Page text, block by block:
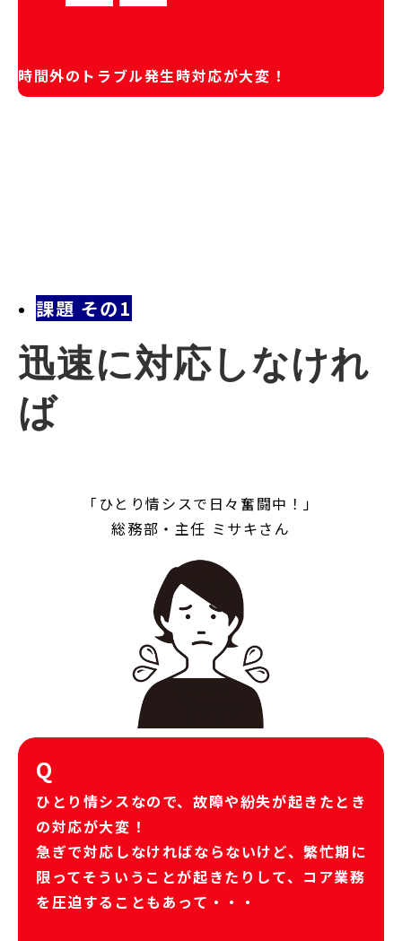
時間外のトラブル発生時対応が大変！
課題 その1
迅速に対応しなけれ
ば
「ひとり情シスで日々奮闘中！」
総務部・主任 ミサキさん
Q
ひとり情シスなので、故障や紛失が起きたとき
の対応が大変！
急ぎで対応しなければならないけど、繁忙期に
限ってそういうことが起きたりして、コア業務
を圧迫することもあって・・・